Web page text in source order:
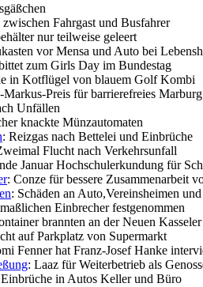
zwischen Fahrgast und Busfahrer
nur teilweise geleert
vor Mensa und Auto bei
zum Girls Day im Bundestag
in Kotflügel von blauem Golf Kombi
Markus-Preis für barrierefreies Marburg
Unfällen
knackte Münzautomaten
: Reizgas nach Bettelei und Einbrüche
Flucht nach Verkehrsunfall
Januar Hochschulerkundung für
: Conze für bessere Zusammenarbeit
: Schäden an Auto,Vereinsheimen
Einbrecher festgenommen
brannten an der Neuen
auf Parkplatz von Supermarkt
Fenner hat Franz-Josef Hanke
: Laaz für Weiterbetrieb als
in Autos Keller und Büro